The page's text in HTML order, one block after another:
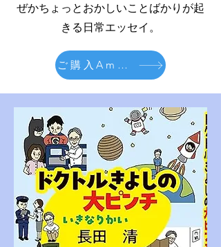
ぜかちょっとおかしいことばかりが起
きる日常エッセイ。
ご購入Amazon